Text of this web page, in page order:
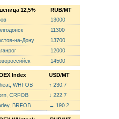
12,5%
RUB/MT
13000
11300
на-Дону
13700
12000
14500
Index
USD/MT
WHFOB
↑ 230.7
CRFOB
↓ 222.7
BRFOB
↔ 190.2